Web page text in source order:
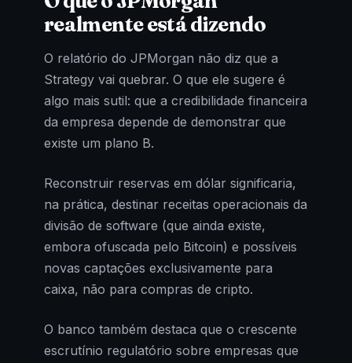
realmente está dizendo
O relatório do JPMorgan não diz que a
Strategy vai quebrar. O que ele sugere é
algo mais sutil: que a credibilidade financeira
da empresa depende de demonstrar que
existe um plano B.
Reconstruir reservas em dólar significaria,
na prática, destinar receitas operacionais da
divisão de software (que ainda existe,
embora ofuscada pelo Bitcoin) e possíveis
novas captações exclusivamente para
caixa, não para compras de cripto.
O banco também destaca que o crescente
escrutínio regulatório sobre empresas que